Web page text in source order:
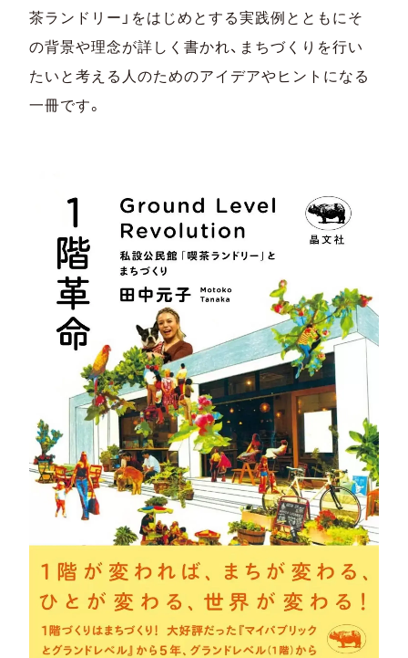
茶ランドリー」をはじめとする実践例とともにそ
の背景や理念が詳しく書かれ、まちづくりを行い
たいと考える人のためのアイデアやヒントになる
一冊です。